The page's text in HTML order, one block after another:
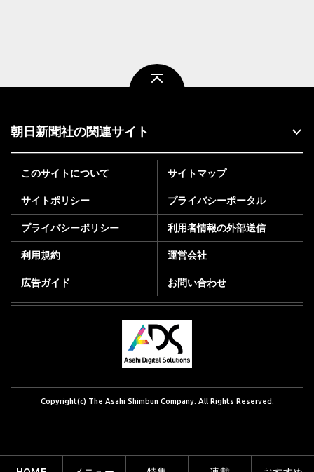
朝日新聞社の関連サイト
このサイトについて サイトマップ
サイトポリシー プライバシーポータル
プライバシーポリシー 利用者情報の外部送信
利用規約 運営会社
広告ガイド お問い合わせ
Copyright(c) The Asahi Shimbun Company. All Rights Reserved.